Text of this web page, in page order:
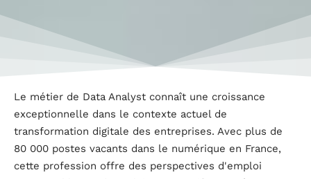
Le métier de Data Analyst connaît une croissance
exceptionnelle dans le contexte actuel de
transformation digitale des entreprises. Avec plus de
80 000 postes vacants dans le numérique en France,
cette profession offre des perspectives d'emploi